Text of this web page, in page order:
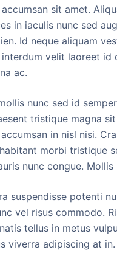
sit amet.
in iaculis nunc sed
Id neque aliquam
velit laoreet id
ac.
nunc sed id
tristique magna
in nisl nisi.
morbi tristique
nunc congue.
suspendisse potenti
vel risus commodo.
tellus in metus
viverra adipiscing at